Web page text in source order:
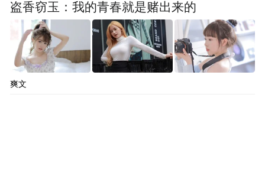
盗香窃玉：我的青春就是赌出来的
爽文